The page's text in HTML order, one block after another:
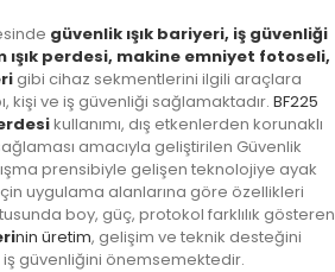
güvenlik ışık bariyeri, iş güvenliği
ışık perdesi, makine emniyet fotoseli,
gibi cihaz sekmentlerini ilgili araçlara
kişi ve iş güvenliği sağlamaktadır. BF225
kullanımı, dış etkenlerden korunaklı
amacıyla geliştirilen Güvenlik
prensibiyle gelişen teknolojiye ayak
uygulama alanlarına göre özellikleri
boy, güç, protokol farklılık gösteren
nin üretim, gelişim ve teknik desteğini
iş güvenliğini önemsemektedir.